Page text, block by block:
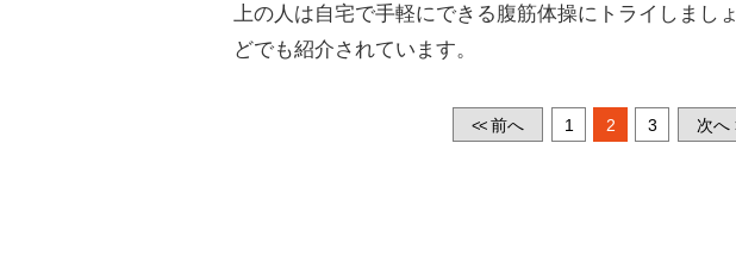
上の人は自宅で手軽にできる腹筋体操にトライしまし
どでも紹介されています。
<<前へ 1 2 3 次へ